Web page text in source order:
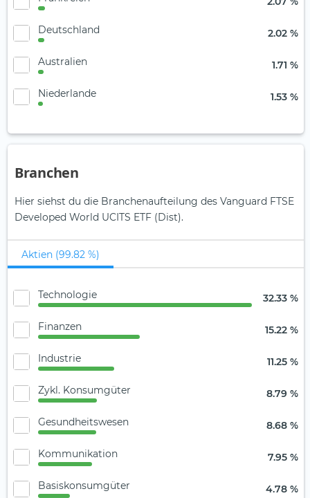
Deutschland 2.02 %
Australien 1.71 %
Niederlande 1.53 %
Branchen
Hier siehst du die Branchenaufteilung des Vanguard FTSE
Developed World UCITS ETF (Dist).
Aktien (99.82 %)
Technologie 32.33 %
Finanzen 15.22 %
Industrie 11.25 %
Zykl. Konsumgüter 8.79 %
Gesundheitswesen 8.68 %
Kommunikation 7.95 %
Basiskonsumgüter 4.78 %